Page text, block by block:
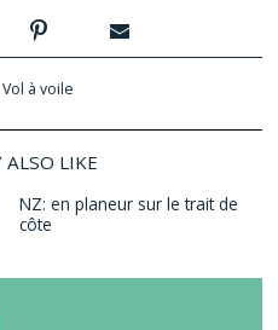
Vol à voile
LIKE
NZ: en planeur sur le trait de
côte